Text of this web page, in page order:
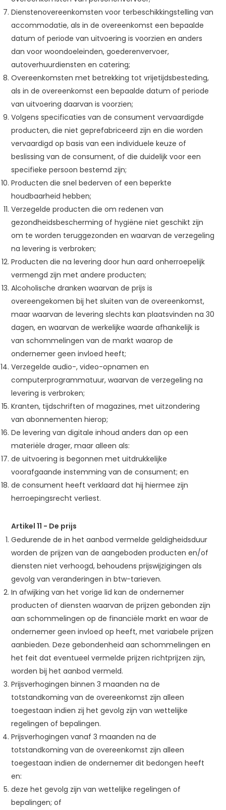
Dienstenovereenkomsten voor terbeschikkingstelling van
accommodatie, als in de overeenkomst een bepaalde
datum of periode van uitvoering is voorzien en anders
dan voor woondoeleinden, goederenvervoer,
autoverhuurdiensten en catering;
Overeenkomsten met betrekking tot vrijetijdsbesteding,
als in de overeenkomst een bepaalde datum of periode
van uitvoering daarvan is voorzien;
Volgens specificaties van de consument vervaardigde
producten, die niet geprefabriceerd zijn en die worden
vervaardigd op basis van een individuele keuze of
beslissing van de consument, of die duidelijk voor een
specifieke persoon bestemd zijn;
Producten die snel bederven of een beperkte
houdbaarheid hebben;
Verzegelde producten die om redenen van
gezondheidsbescherming of hygiëne niet geschikt zijn
om te worden teruggezonden en waarvan de verzegeling
na levering is verbroken;
Producten die na levering door hun aard onherroepelijk
vermengd zijn met andere producten;
Alcoholische dranken waarvan de prijs is
overeengekomen bij het sluiten van de overeenkomst,
maar waarvan de levering slechts kan plaatsvinden na 30
dagen, en waarvan de werkelijke waarde afhankelijk is
van schommelingen van de markt waarop de
ondernemer geen invloed heeft;
Verzegelde audio-, video-opnamen en
computerprogrammatuur, waarvan de verzegeling na
levering is verbroken;
Kranten, tijdschriften of magazines, met uitzondering
van abonnementen hierop;
De levering van digitale inhoud anders dan op een
materiële drager, maar alleen als:
de uitvoering is begonnen met uitdrukkelijke
voorafgaande instemming van de consument; en
de consument heeft verklaard dat hij hiermee zijn
herroepingsrecht verliest.
Artikel 11 - De prijs
Gedurende de in het aanbod vermelde geldigheidsduur
worden de prijzen van de aangeboden producten en/of
diensten niet verhoogd, behoudens prijswijzigingen als
gevolg van veranderingen in btw-tarieven.
In afwijking van het vorige lid kan de ondernemer
producten of diensten waarvan de prijzen gebonden zijn
aan schommelingen op de financiële markt en waar de
ondernemer geen invloed op heeft, met variabele prijzen
aanbieden. Deze gebondenheid aan schommelingen en
het feit dat eventueel vermelde prijzen richtprijzen zijn,
worden bij het aanbod vermeld.
Prijsverhogingen binnen 3 maanden na de
totstandkoming van de overeenkomst zijn alleen
toegestaan indien zij het gevolg zijn van wettelijke
regelingen of bepalingen.
Prijsverhogingen vanaf 3 maanden na de
totstandkoming van de overeenkomst zijn alleen
toegestaan indien de ondernemer dit bedongen heeft
en:
deze het gevolg zijn van wettelijke regelingen of
bepalingen; of